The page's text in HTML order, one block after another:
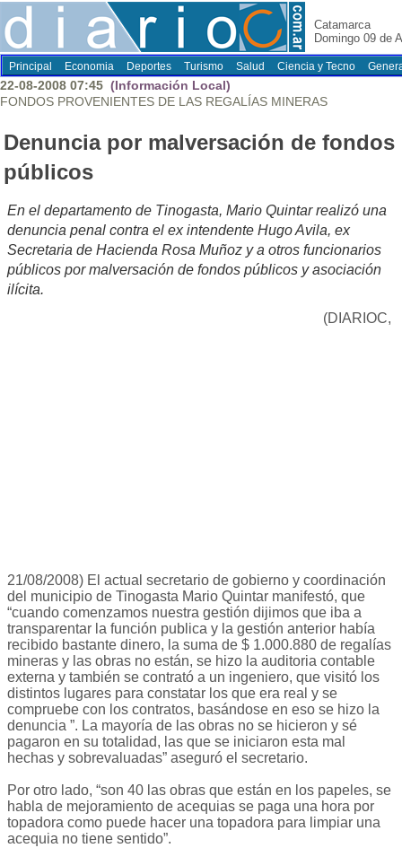
Catamarca
Domingo 09 de
Principal Economia Deportes Turismo Salud Ciencia y Tecno
22-08-2008 07:45 (Información Local)
FONDOS PROVENIENTES DE LAS REGALÍAS MINERAS
Denuncia por malversación de fondos
públicos
En el departamento de Tinogasta, Mario Quintar realizó una
denuncia penal contra el ex intendente Hugo Avila, ex
Secretaria de Hacienda Rosa Muñoz y a otros funcionarios
públicos por malversación de fondos públicos y asociación
ilícita.
(DIARIOC,
21/08/2008) El actual secretario de gobierno y coordinación
del municipio de Tinogasta Mario Quintar manifestó, que
“cuando comenzamos nuestra gestión dijimos que iba a
transparentar la función publica y la gestión anterior había
recibido bastante dinero, la suma de $ 1.000.880 de regalías
mineras y las obras no están, se hizo la auditoria contable
externa y también se contrató a un ingeniero, que visitó los
distintos lugares para constatar los que era real y se
compruebe con los contratos, basándose en eso se hizo la
denuncia ”. La mayoría de las obras no se hicieron y sé
pagaron en su totalidad, las que se iniciaron esta mal
hechas y sobrevaluadas” aseguró el secretario.
Por otro lado, “son 40 las obras que están en los papeles, se
habla de mejoramiento de acequias se paga una hora por
topadora como puede hacer una topadora para limpiar una
acequia no tiene sentido”.